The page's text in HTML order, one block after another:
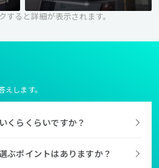
すると詳細が表示されます。
します。
くらくらいですか？
ぶポイントはありますか？